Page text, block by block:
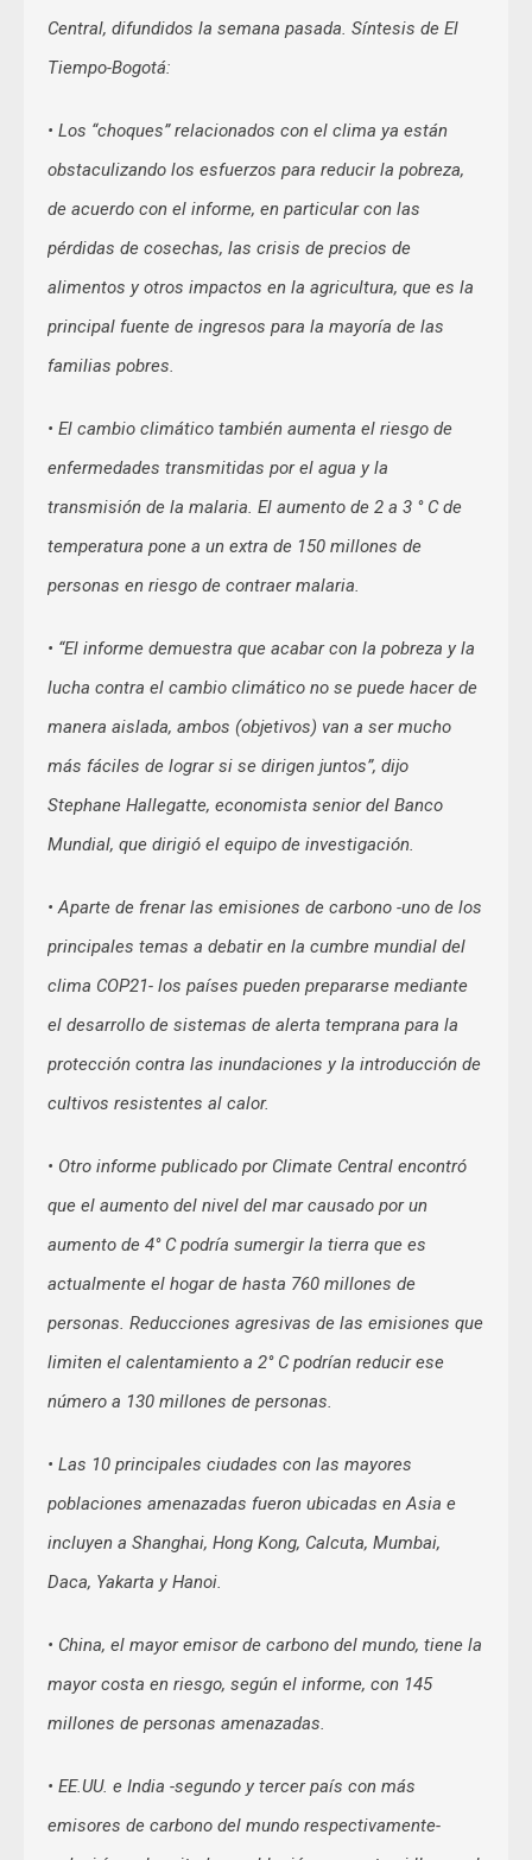
Central, difundidos la semana pasada. Síntesis de El
Tiempo-Bogotá:
• Los “choques” relacionados con el clima ya están
obstaculizando los esfuerzos para reducir la pobreza,
de acuerdo con el informe, en particular con las
pérdidas de cosechas, las crisis de precios de
alimentos y otros impactos en la agricultura, que es la
principal fuente de ingresos para la mayoría de las
familias pobres.
• El cambio climático también aumenta el riesgo de
enfermedades transmitidas por el agua y la
transmisión de la malaria. El aumento de 2 a 3 ° C de
temperatura pone a un extra de 150 millones de
personas en riesgo de contraer malaria.
• “El informe demuestra que acabar con la pobreza y la
lucha contra el cambio climático no se puede hacer de
manera aislada, ambos (objetivos) van a ser mucho
más fáciles de lograr si se dirigen juntos”, dijo
Stephane Hallegatte, economista senior del Banco
Mundial, que dirigió el equipo de investigación.
• Aparte de frenar las emisiones de carbono -uno de los
principales temas a debatir en la cumbre mundial del
clima COP21- los países pueden prepararse mediante
el desarrollo de sistemas de alerta temprana para la
protección contra las inundaciones y la introducción de
cultivos resistentes al calor.
• Otro informe publicado por Climate Central encontró
que el aumento del nivel del mar causado por un
aumento de 4° C podría sumergir la tierra que es
actualmente el hogar de hasta 760 millones de
personas. Reducciones agresivas de las emisiones que
limiten el calentamiento a 2° C podrían reducir ese
número a 130 millones de personas.
• Las 10 principales ciudades con las mayores
poblaciones amenazadas fueron ubicadas en Asia e
incluyen a Shanghai, Hong Kong, Calcuta, Mumbai,
Daca, Yakarta y Hanoi.
• China, el mayor emisor de carbono del mundo, tiene la
mayor costa en riesgo, según el informe, con 145
millones de personas amenazadas.
• EE.UU. e India -segundo y tercer país con más
emisores de carbono del mundo respectivamente-